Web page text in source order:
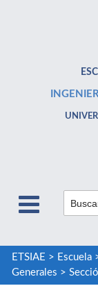
ETSIAE > Escuela
Generales >